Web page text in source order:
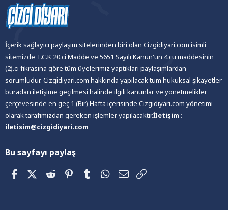
İçerik sağlayıcı paylaşım sitelerinden biri olan Cizgidiyari.com isimli
sitemizde T.C.K 20.ci Madde ve 5651 Sayılı Kanun'un 4.cü maddesinin
(2).ci fıkrasına göre tüm üyelerimiz yaptıkları paylaşımlardan
sorumludur. Cizgidiyari.com hakkında yapılacak tüm hukuksal şikayetler
buradan iletişime geçilmesi halinde ilgili kanunlar ve yönetmelikler
çerçevesinde en geç 1 (Bir) Hafta içerisinde Cizgidiyari.com yönetimi
olarak tarafımızdan gereken işlemler yapılacaktır.İletişim :
iletisim@cizgidiyari.com
Bu sayfayı paylaş
FacebookX (Twitter)
Reddit PinterestTumblrWhatsApp
E-posta